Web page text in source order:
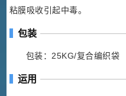
粘膜吸收引起中毒。
包装
包装：25KG/复合编织袋
运用